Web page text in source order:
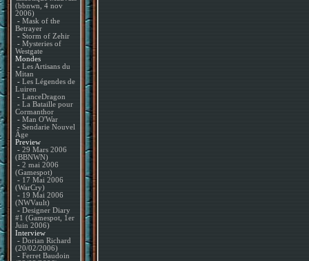
(bbnwn, 4 nov
2006)
- Mask of the
Betrayer
- Storm of Zehir
- Mysteries of
Westgate
Mondes
- Les Artisans du
Mitan
- Les Légendes de
Luiren
- LanceDragon
- La Bataille pour
Cormanthor
- Man O'War
- Sendarie Nouvel
Âge
Preview
- 29 Mars 2006
(BBNWN)
- 2 mai 2006
(Gamespot)
- 17 Mai 2006
(WarCry)
- 19 Mai 2006
(NWVault)
- Designer Diary
#1 (Gamespot, 1er
Juin 2006)
Interview
- Dorian Richard
(20/02/2006)
- Ferret Baudoin